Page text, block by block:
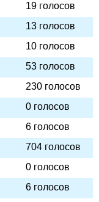
19 голосов
13 голосов
10 голосов
53 голосов
230 голосов
0 голосов
6 голосов
704 голосов
0 голосов
6 голосов